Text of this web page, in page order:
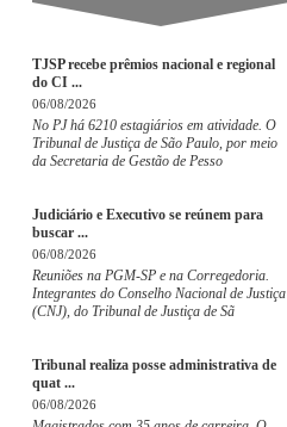
TJSP recebe prêmios nacional e regional
do CI ...
06/08/2026
No PJ há 6210 estagiários em atividade. O
Tribunal de Justiça de São Paulo, por meio
da Secretaria de Gestão de Pesso
Judiciário e Executivo se reúnem para
buscar ...
06/08/2026
Reuniões na PGM-SP e na Corregedoria.
Integrantes do Conselho Nacional de Justiça
(CNJ), do Tribunal de Justiça de Sã
Tribunal realiza posse administrativa de
quat ...
06/08/2026